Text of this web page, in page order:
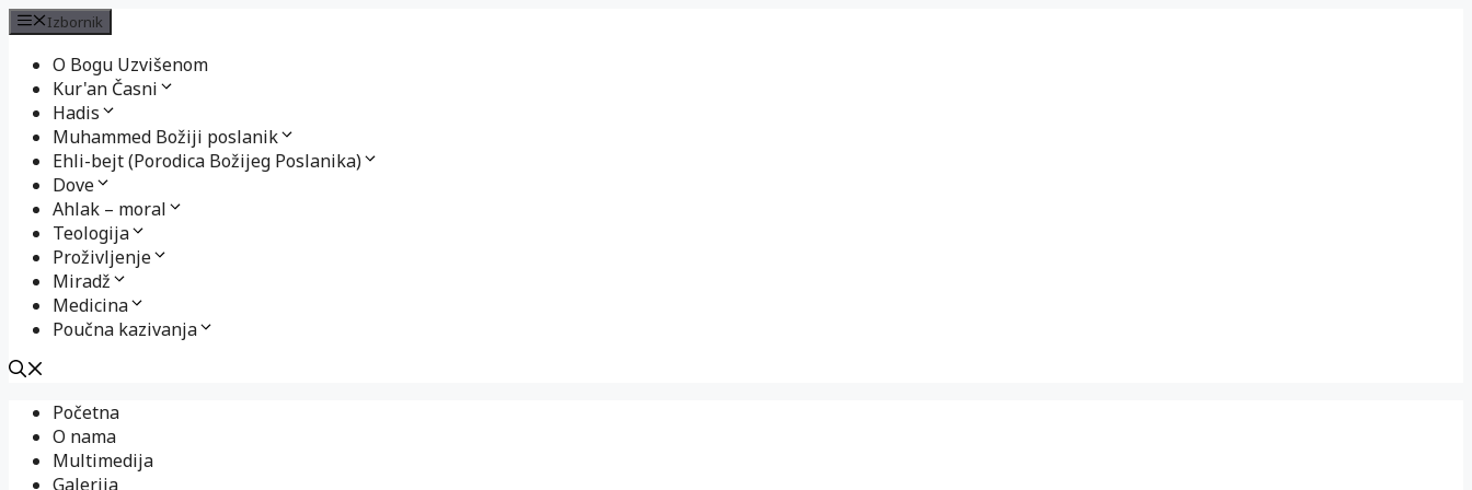
Izbornik
O Bogu Uzvišenom
Kur'an Časni
Hadis
Muhammed Božiji poslanik
Ehli-bejt (Porodica Božijeg Poslanika)
Dove
Ahlak – moral
Teologija
Proživljenje
Miradž
Medicina
Poučna kazivanja
sadržaj
Početna
O nama
Multimedija
Galerija